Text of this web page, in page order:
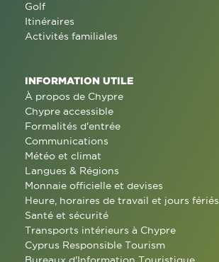
Golf
Itinéraires
Activités familiales
INFORMATION UTILE
À propos de Chypre
Chypre accessible
Formalités d'entrée
Communications
Météo et climat
Langues & Régions
Monnaie officielle et devises
Heure, horaires de travail et jours fériés
Santé et sécurité
Transports intérieurs à Chypre
Cyprus Responsible Tourism